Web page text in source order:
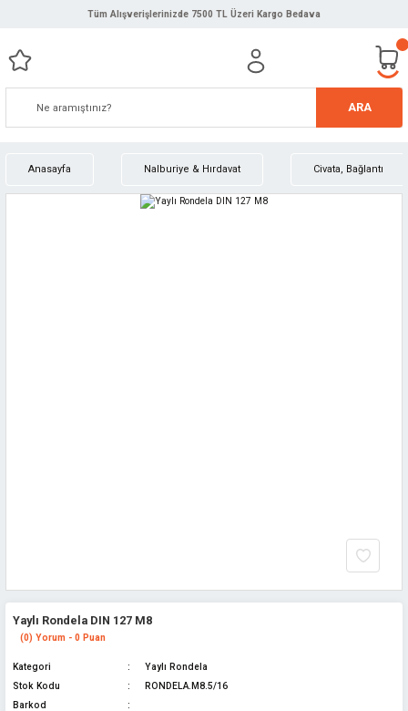
Tüm Alışverişlerinizde 7500 TL Üzeri Kargo Bedava
ARA
Anasayfa Nalburiye & Hırdavat Civata, Bağlantı
Yaylı Rondela DIN 127 M8
(0) Yorum - 0 Puan
Kategori
Yaylı Rondela
Stok Kodu
RONDELA.M8.5/16
Barkod